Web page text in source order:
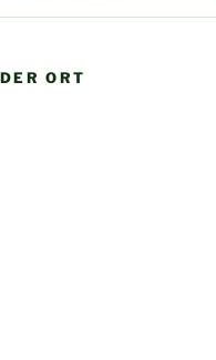
DER ORT